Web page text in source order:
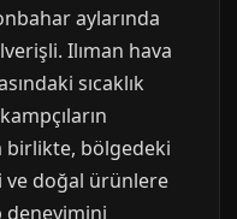
aylarında
Ilıman hava
sıcaklık
birlikte, bölgedeki
ve doğal ürünlere
deneyimini